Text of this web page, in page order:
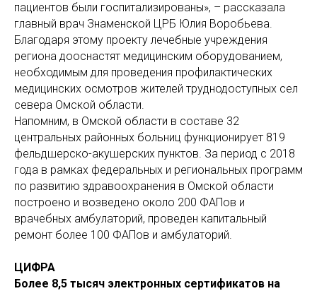
пациентов были госпитализированы», – рассказала
главный врач Знаменской ЦРБ Юлия Воробьева.
Благодаря этому проекту лечебные учреждения
региона дооснастят медицинским оборудованием,
необходимым для проведения профилактических
медицинских осмотров жителей труднодоступных сел
севера Омской области.
Напомним, в Омской области в составе 32
центральных районных больниц функционирует 819
фельдшерско-акушерских пунктов. За период с 2018
года в рамках федеральных и региональных программ
по развитию здравоохранения в Омской области
построено и возведено около 200 ФАПов и
врачебных амбулаторий, проведен капитальный
ремонт более 100 ФАПов и амбулаторий.
ЦИФРА
Более 8,5 тысяч электронных сертификатов на